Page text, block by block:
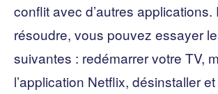
conflit avec d’autres applications.
résoudre, vous pouvez essayer
suivantes : redémarrer votre TV,
l’application Netflix, désinstaller